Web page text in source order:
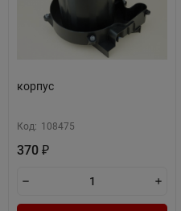
корпус
Код: 108475
370 ₽